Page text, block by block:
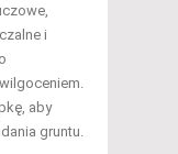
i
aby
gruntu.